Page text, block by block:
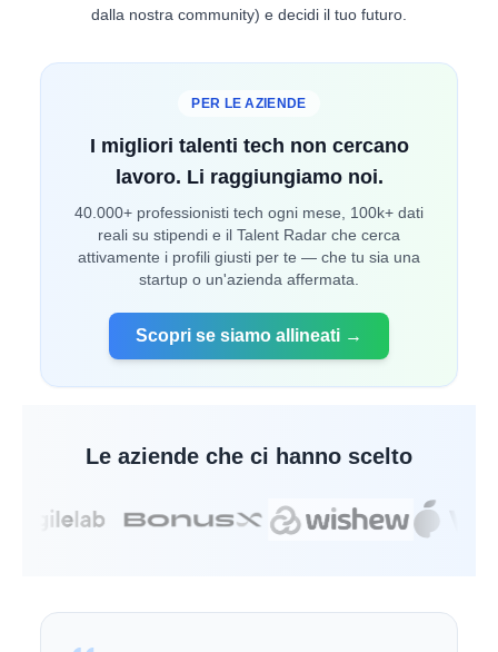
dalla nostra community) e decidi il tuo futuro.
PER LE AZIENDE
I migliori talenti tech non cercano
lavoro. Li raggiungiamo noi.
40.000+ professionisti tech ogni mese, 100k+ dati
reali su stipendi e il Talent Radar che cerca
attivamente i profili giusti per te — che tu sia una
startup o un'azienda affermata.
Scopri se siamo allineati →
Le aziende che ci hanno scelto